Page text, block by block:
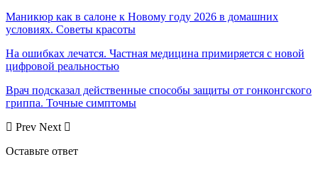
Маникюр как в салоне к Новому году 2026 в домашних
условиях. Советы красоты
На ошибках лечатся. Частная медицина примиряется с новой
цифровой реальностью
Врач подсказал действенные способы защиты от гонконгского
гриппа. Точные симптомы
Prev Next
Оставьте ответ